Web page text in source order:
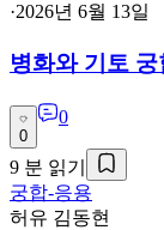
·2026년 6월 13일
병화와 기토
0
0
9 분 읽기
궁합-응용
허유 김동현